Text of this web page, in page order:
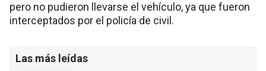
pero no pudieron llevarse el vehículo, ya que fueron
interceptados por el policía de civil.
Las más leídas